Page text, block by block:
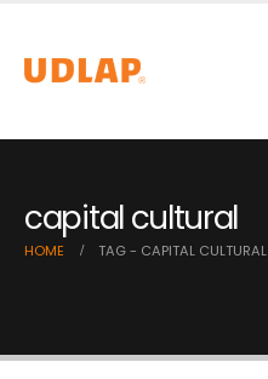
capital cultural
HOME TAG - CAPITAL CULTURAL